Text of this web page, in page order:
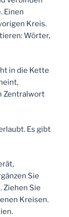
Einen
Kreis.
Wörter,
in die Kette
Zentralwort
Es gibt
Sie
Ziehen Sie
Kreisen.